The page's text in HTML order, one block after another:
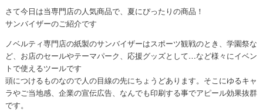
さて今日は当専門店の人気商品で、夏にぴったりの商品！
サンバイザーのご紹介です
ノベルティ専門店の紙製のサンバイザーはスポーツ観戦のとき、学園祭な
ど、お店のセールやテーマパーク、応援グッズとして…など様々にイベン
トで使えるツールです
頭につけるものなので人の目線の先にちょうどあります。そこにゆるキャ
ラやご当地感、企業の宣伝広告、なんでも印刷する事でアピール効果抜群
です。